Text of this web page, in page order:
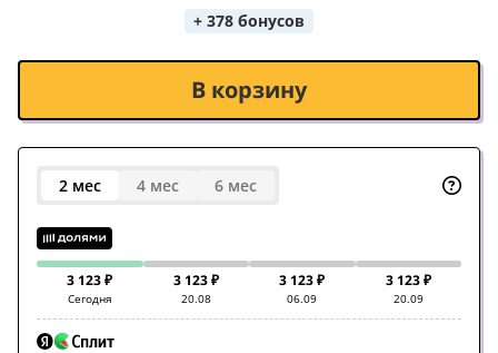
+ 378 бонусов
В корзину
2 мес 4 мес 6 мес
3 123 ₽
Сегодня
3 123 ₽
20.08
3 123 ₽
06.09
3 123 ₽
20.09